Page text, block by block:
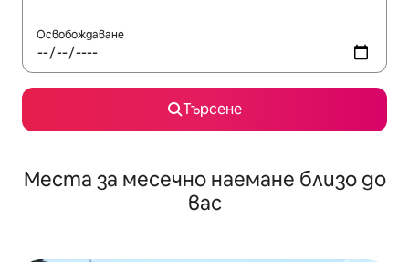
Освобождаване
Търсене
Места за месечно наемане близо до
вас